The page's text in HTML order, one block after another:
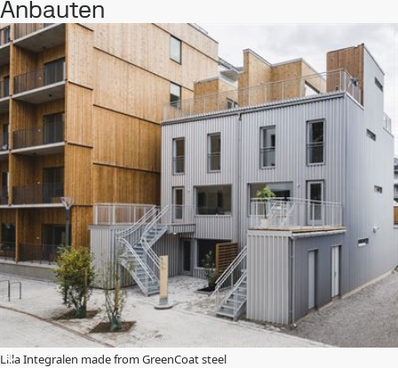
Anbauten
Lilla Integralen made from GreenCoat steel